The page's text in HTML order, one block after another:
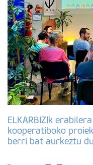
ELKARBIZIk
kooperatiboko
berri bat aurkeztu du